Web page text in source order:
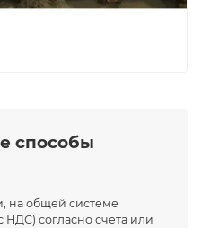
способы
на общей системе
согласно счета или